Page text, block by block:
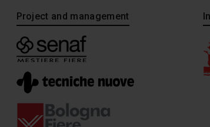
Project and management